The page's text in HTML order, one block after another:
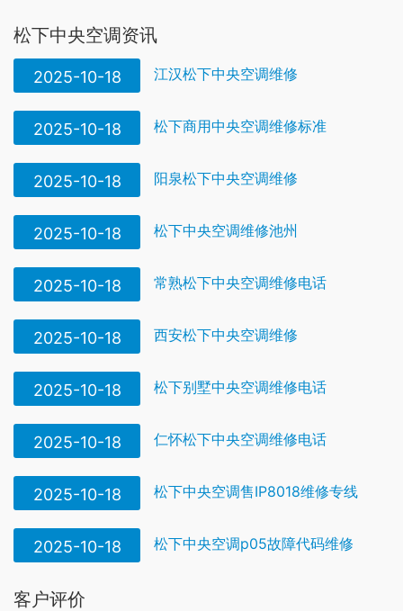
松下中央空调资讯
2025-10-18 江汉松下中央空调维修
2025-10-18 松下商用中央空调维修标准
2025-10-18 阳泉松下中央空调维修
2025-10-18 松下中央空调维修池州
2025-10-18 常熟松下中央空调维修电话
2025-10-18 西安松下中央空调维修
2025-10-18 松下别墅中央空调维修电话
2025-10-18 仁怀松下中央空调维修电话
2025-10-18 松下中央空调售IP8018维修专线
2025-10-18 松下中央空调p05故障代码维修
客户评价